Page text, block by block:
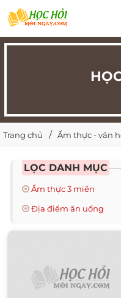
Trang chủ Ẩm thực - văn
LỌC DANH MỤC
Ẩm thực 3 miền
Địa điểm ăn uống